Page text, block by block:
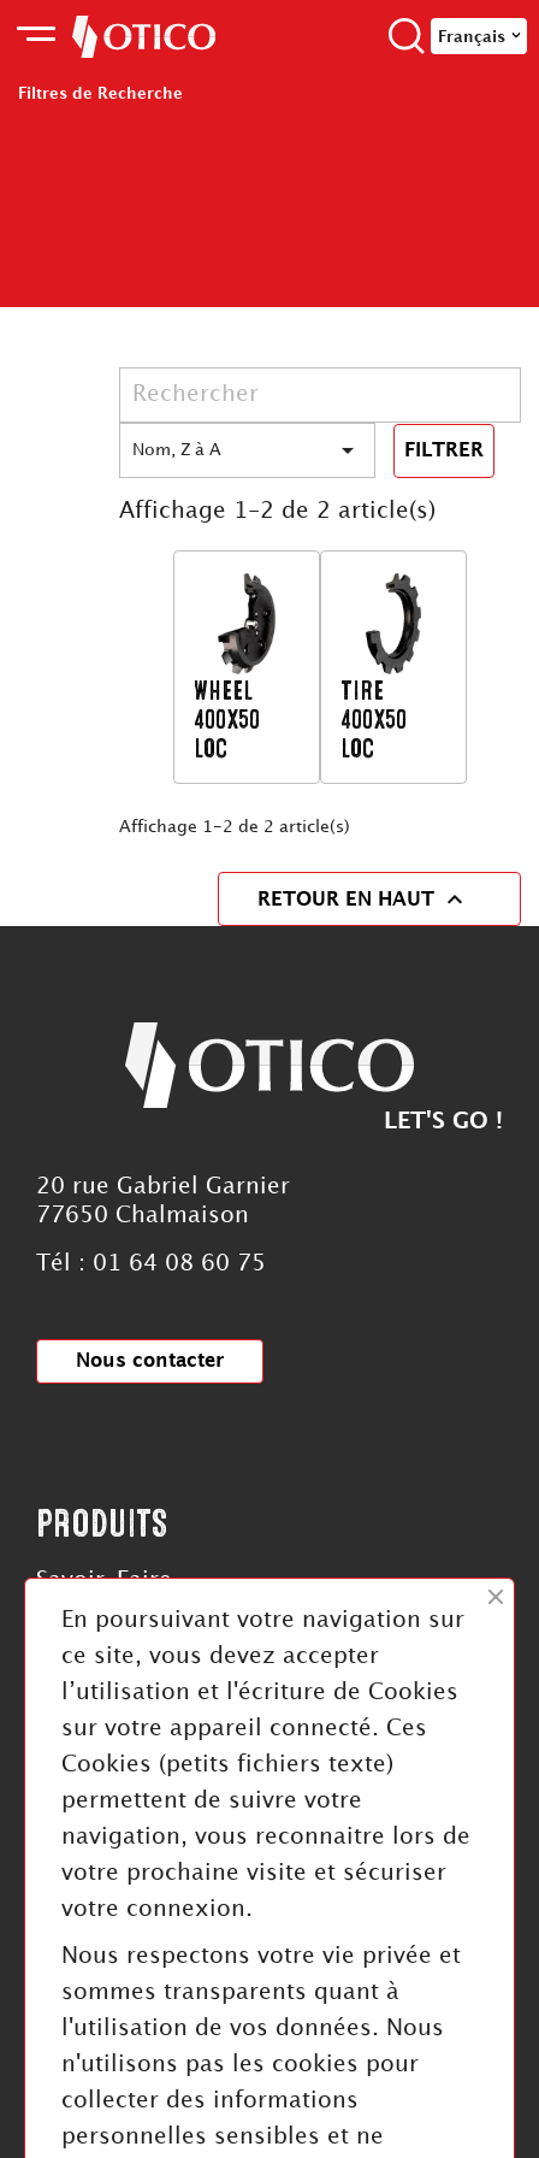
Français
Filtres de Recherche
Nom, Z à A  FILTRER
Affichage 1-2 de 2 article(s)
WHEEL
400X50
LOC
TIRE
400X50
LOC
Affichage 1-2 de 2 article(s)
RETOUR EN HAUT 
LET'S GO !
20 rue Gabriel Garnier
77650 Chalmaison
Tél : 01 64 08 60 75
Nous contacter
PRODUITS
Savoir-Faire
Roues
Rouleaux
Courroies
INFORMATIONS
Mentions légales
En poursuivant votre navigation sur
ce site, vous devez accepter
l’utilisation et l'écriture de Cookies
sur votre appareil connecté. Ces
Cookies (petits fichiers texte)
permettent de suivre votre
navigation, vous reconnaitre lors de
votre prochaine visite et sécuriser
votre connexion.
Nous respectons votre vie privée et
sommes transparents quant à
l'utilisation de vos données. Nous
n'utilisons pas les cookies pour
collecter des informations
personnelles sensibles et ne